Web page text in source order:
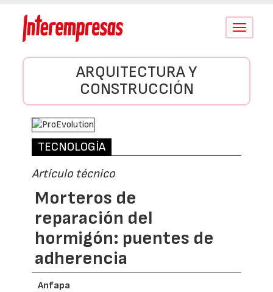
Conmutar
ARQUITECTURA Y
CONSTRUCCIÓN
TECNOLOGÍA
Artículo técnico
Morteros de
reparación del
hormigón: puentes de
adherencia
Anfapa